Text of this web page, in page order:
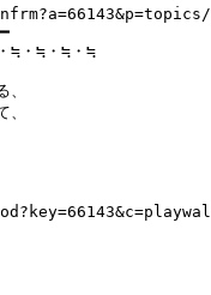
≒・≒・≒・≒